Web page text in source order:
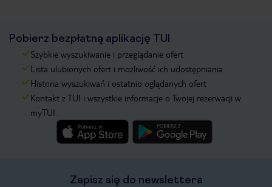
Pobierz bezpłatną aplikację TUI
Szybkie wyszukiwanie i przeglądanie ofert
Lista ulubionych ofert i możliwość ich udostępniania
Historia wyszukiwań i ostatnio oglądanych ofert
Kontakt z TUI i wszystkie informacje o Twojej rezerwacji w
myTUI
Zapisz się do newslettera